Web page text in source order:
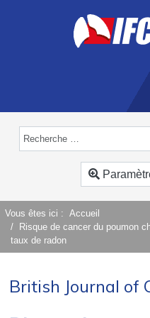
Vous êtes ici : Accueil
Risque de cancer du poumon
taux de radon
British Journal of